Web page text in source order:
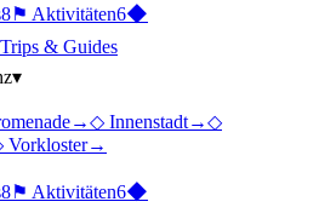
8⚑ Aktivitäten6◆
Trips & Guides
▾
→◇ Innenstadt→◇
Vorkloster→
8⚑ Aktivitäten6◆